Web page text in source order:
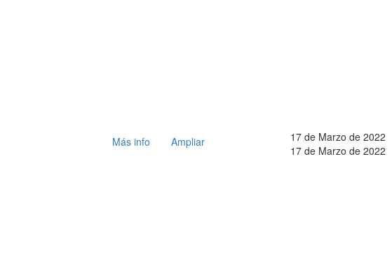
Más info Ampliar
17 de Marzo de 2022
17 de Marzo de 2022